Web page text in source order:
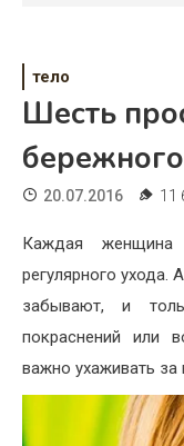
Дом
Жизнь
Хобби
Красота
Недвижимость
тело
Шесть
20.07.2016 11
Каждая
регулярного ухода.
забывают, и
покраснений или
важно ухаживать за